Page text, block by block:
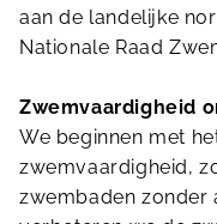
aan de landelijke
Nationale Raad
Zwemvaardigheid
We beginnen met
zwemvaardigheid,
zwembaden zonder